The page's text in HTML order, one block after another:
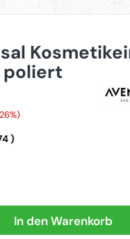
poliert
)
In denWarenkorb